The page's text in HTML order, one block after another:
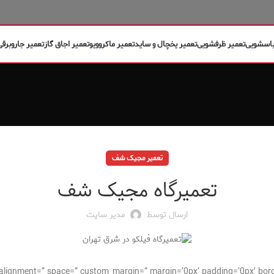
تعمیر ظرفشوییتعمیر یخچال و سایدتعمیر ماکروویوتعمیر اجاق گازتعمیر
تعمیر مجیک شف
تعمیرگاه مجیک شف
ارسال توسط مدیر سایت